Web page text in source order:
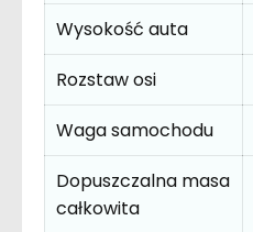
Wysokość auta
Rozstaw osi
Waga samochodu
Dopuszczalna masa
całkowita